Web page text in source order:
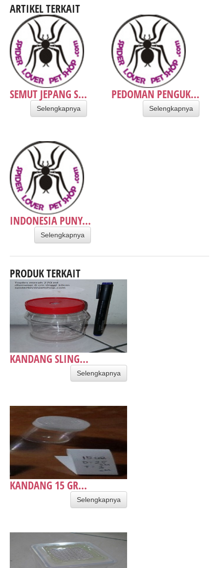
ARTIKEL TERKAIT
SEMUT JEPANG S...
Selengkapnya
PEDOMAN PENGUK...
Selengkapnya
INDONESIA PUNY...
Selengkapnya
PRODUK TERKAIT
KANDANG SLING...
Selengkapnya
​KANDANG 15 GR...
Selengkapnya